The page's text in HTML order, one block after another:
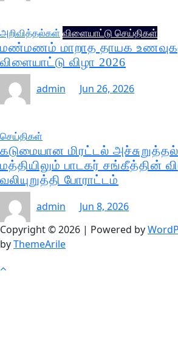
அறிவித்தல்கள் விளையாட்டு செய்திகள்
மண்மணம் மாறாத தாயக
விளையாட்டு விழா 2026
admin
Jun 26, 2026
செய்திகள்
கடுமையான மிரட்டல்
மத்தியிலும் பாடகர் சங்கீத்தின்
வலியுறுத்தி போராட்டம்
admin
Jun 8, 2026
Copyright © 2026 | Powered by
byThemeArile